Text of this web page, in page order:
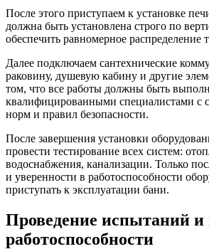
После этого приступаем к установке
должна быть установлена строго по
обеспечить равномерное распределение
Далее подключаем сантехнические
раковину, душевую кабину и другие
том, что все работы должны быть
квалифицированными специалистами с
норм и правил безопасности.
После завершения установки
провести тестирование всех систем:
водоснабжения, канализации. Только
и уверенности в работоспособности
приступать к эксплуатации бани.
Проведение испытаний и
работоспособности